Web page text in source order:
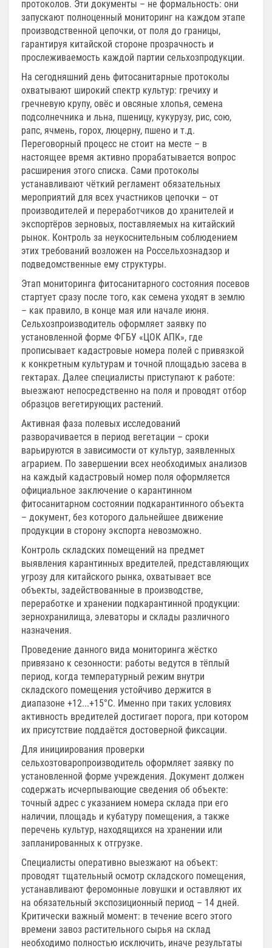
протоколов. Эти документы – не формальность: они
запускают полноценный мониторинг на каждом этапе
производственной цепочки, от поля до границы,
гарантируя китайской стороне прозрачность и
прослеживаемость каждой партии сельхозпродукции.
На сегодняшний день фитосанитарные протоколы
охватывают широкий спектр культур: гречиху и
гречневую крупу, овёс и овсяные хлопья, семена
подсолнечника и льна, пшеницу, кукурузу, рис, сою,
рапс, ячмень, горох, люцерну, пшено и т.д.
Переговорный процесс не стоит на месте – в
настоящее время активно прорабатывается вопрос
расширения этого списка. Сами протоколы
устанавливают чёткий регламент обязательных
мероприятий для всех участников цепочки – от
производителей и переработчиков до хранителей и
экспортёров зерновых, поставляемых на китайский
рынок. Контроль за неукоснительным соблюдением
этих требований возложен на Россельхознадзор и
подведомственные ему структуры.
Этап мониторинга фитосанитарного состояния посевов
стартует сразу после того, как семена уходят в землю
– как правило, в конце мая или начале июня.
Сельхозпроизводитель оформляет заявку по
установленной форме ФГБУ «ЦОК АПК», где
прописывает кадастровые номера полей с привязкой
к конкретным культурам и точной площадью засева в
гектарах. Далее специалисты приступают к работе:
выезжают непосредственно на поля и проводят отбор
образцов вегетирующих растений.
Активная фаза полевых исследований
разворачивается в период вегетации – сроки
варьируются в зависимости от культур, заявленных
аграрием. По завершении всех необходимых анализов
на каждый кадастровый номер поля оформляется
официальное заключение о карантинном
фитосанитарном состоянии подкарантинного объекта
– документ, без которого дальнейшее движение
продукции в сторону экспорта невозможно.
Контроль складских помещений на предмет
выявления карантинных вредителей, представляющих
угрозу для китайского рынка, охватывает все
объекты, задействованные в производстве,
переработке и хранении подкарантинной продукции:
зернохранилища, элеваторы и склады различного
назначения.
Проведение данного вида мониторинга жёстко
привязано к сезонности: работы ведутся в тёплый
период, когда температурный режим внутри
складского помещения устойчиво держится в
диапазоне +12...+15°C. Именно при таких условиях
активность вредителей достигает порога, при котором
их присутствие поддаётся достоверной фиксации.
Для инициирования проверки
сельхозтоваропроизводитель оформляет заявку по
установленной форме учреждения. Документ должен
содержать исчерпывающие сведения об объекте:
точный адрес с указанием номера склада при его
наличии, площадь и кубатуру помещения, а также
перечень культур, находящихся на хранении или
запланированных к отгрузке.
Специалисты оперативно выезжают на объект:
проводят тщательный осмотр складского помещения,
устанавливают феромонные ловушки и оставляют их
на обязательный экспозиционный период – 14 дней.
Критически важный момент: в течение всего этого
времени завоз растительного сырья на склад
необходимо полностью исключить, иначе результаты